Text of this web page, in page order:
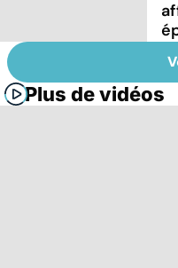
Plus de vidéos